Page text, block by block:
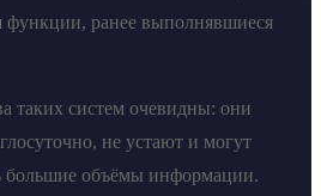
функции, ранее выполнявшиеся
таких систем очевидны: они
не устают и могут
большие объёмы информации.